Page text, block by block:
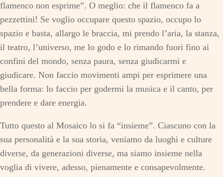
flamenco non esprime”. O meglio: che il flamenco fa a
pezzettini! Se voglio occupare questo spazio, occupo lo
spazio e basta, allargo le braccia, mi prendo l’aria, la stanza,
il teatro, l’universo, me lo godo e lo rimando fuori fino ai
confini del mondo, senza paura, senza giudicarmi e
giudicare. Non faccio movimenti ampi per esprimere una
bella forma: lo faccio per godermi la musica e il canto, per
prendere e dare energia.
Tutto questo al Mosaico lo si fa “insieme”. Ciascuno con la
sua personalità e la sua storia, veniamo da luoghi e culture
diverse, da generazioni diverse, ma siamo insieme nella
voglia di vivere, adesso, pienamente e consapevolmente.